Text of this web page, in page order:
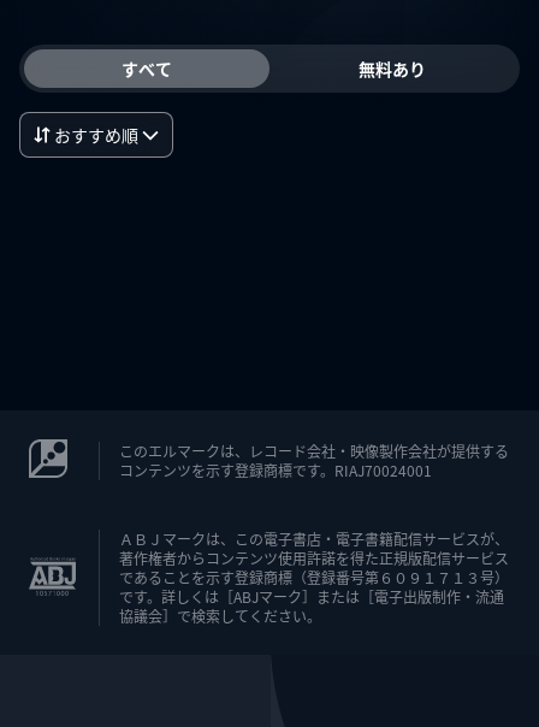
すべて 無料あり
おすすめ順
このエルマークは、レコード会社・映像製作会社が提供する
コンテンツを示す登録商標です。RIAJ70024001
ＡＢＪマークは、この電子書店・電子書籍配信サービスが、
著作権者からコンテンツ使用許諾を得た正規版配信サービス
であることを示す登録商標（登録番号第６０９１７１３号）
です。詳しくは［ABJマーク］または［電子出版制作・流通
協議会］で検索してください。